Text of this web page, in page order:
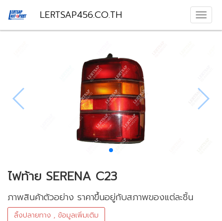
LERTSAP456.CO.TH
ไฟท้าย SERENA C23
ภาพสินค้าตัวอย่าง ราคาขึ้นอยู่กับสภาพของแต่ละชิ้น
ลิ้งปลายทาง , ข้อมูลเพิ่มเติม